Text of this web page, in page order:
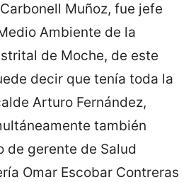
Muñoz, fue jefe
Ambiente de la
de Moche, de este
decir que tenía toda la
Arturo Fernández,
también
de gerente de Salud
Omar Escobar Contreras